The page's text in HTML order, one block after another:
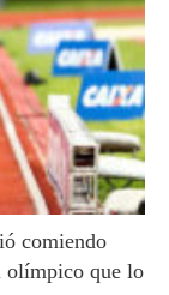
comiendo
olímpico que lo